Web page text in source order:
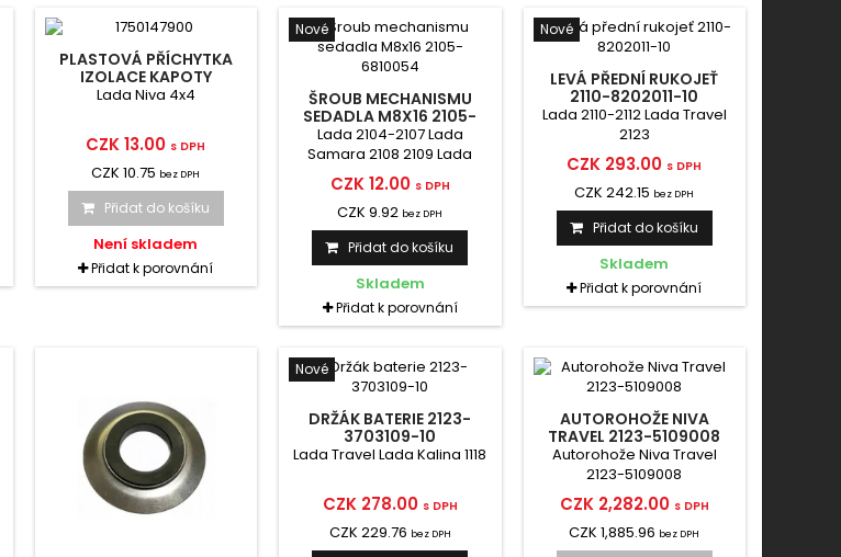
PLASTOVÁ PŘÍCHYTKA
IZOLACE KAPOTY
1750147900
Lada Niva 4x4
CZK 13.00 s DPH
CZK 10.75 bez DPH
Přidat do košíku
Není skladem
Přidat k porovnání
Nové
ŠROUB MECHANISMU
SEDADLA M8X16 2105-
6810054
Lada 2104-2107 Lada
Samara 2108 2109 Lada
Travel 2123
CZK 12.00 s DPH
CZK 9.92 bez DPH
Přidat do košíku
Skladem
Přidat k porovnání
Nové
LEVÁ PŘEDNÍ RUKOJEŤ
2110-8202011-10
Lada 2110-2112 Lada Travel
2123
CZK 293.00 s DPH
CZK 242.15 bez DPH
Přidat do košíku
Skladem
Přidat k porovnání
Nové
DRŽÁK BATERIE 2123-
3703109-10
Lada Travel Lada Kalina 1118
CZK 278.00 s DPH
CZK 229.76 bez DPH
AUTOROHOŽE NIVA
TRAVEL 2123-5109008
Autorohože Niva Travel
2123-5109008
CZK 2,282.00 s DPH
CZK 1,885.96 bez DPH